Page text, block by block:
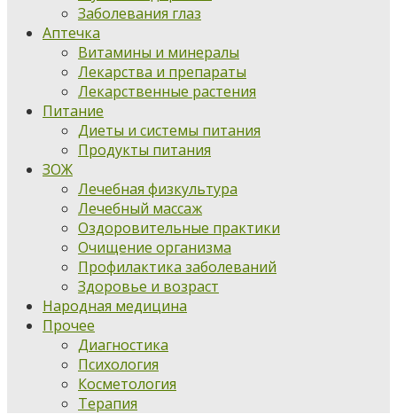
Заболевания глаз
Аптечка
Витамины и минералы
Лекарства и препараты
Лекарственные растения
Питание
Диеты и системы питания
Продукты питания
ЗОЖ
Лечебная физкультура
Лечебный массаж
Оздоровительные практики
Очищение организма
Профилактика заболеваний
Здоровье и возраст
Народная медицина
Прочее
Диагностика
Психология
Косметология
Терапия